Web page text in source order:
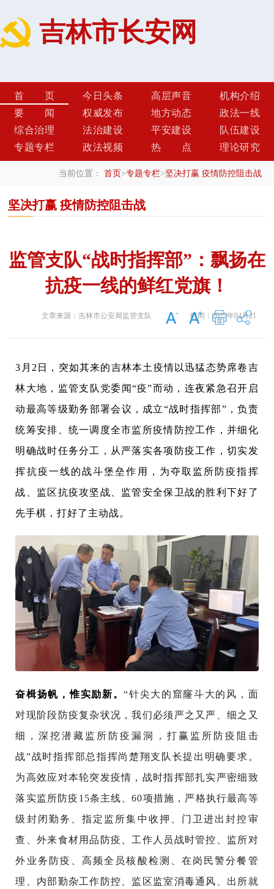
吉林市长安网
首页 今日头条 高层声音
机构介绍
要闻
权威发布 地方动态
政法一线
综合治理
法治建设 平安建设
队伍建设
专题专栏
政法视频 热点 理论研究
当前位置： 首页>专题专栏>坚决打赢 疫情防控阻击战
坚决打赢 疫情防控阻击战
监管支队“战时指挥部”：飘扬在
抗疫一线的鲜红党旗！
文章来源：吉林市公安局监管支队 时间：2022年04月21
3月2日，突如其来的吉林本土疫情以迅猛态势席卷吉
林大地，监管支队党委闻“疫”而动，连夜紧急召开启
动最高等级勤务部署会议，成立“战时指挥部”，负责
统筹安排、统一调度全市监所疫情防控工作，并细化
明确战时任务分工，从严落实各项防疫工作，切实发
挥抗疫一线的战斗堡垒作用，为夺取监所防疫指挥
战、监区抗疫攻坚战、监管安全保卫战的胜利下好了
先手棋，打好了主动战。
奋楫扬帆，惟实励新。“针尖大的窟窿斗大的风，面
对现阶段防疫复杂状况，我们必须严之又严、细之又
细，深挖潜藏监所防疫漏洞，打赢监所防疫阻击
战”战时指挥部总指挥尚楚翔支队长提出明确要求。
为高效应对本轮突发疫情，战时指挥部扎实严密细致
落实监所防疫15条主线、60项措施，严格执行最高等
级封闭勤务、指定监所集中收押、门卫进出封控审
查、外来食材用品防疫、工作人员战时管控、监所对
外业务防疫、高频全员核酸检测、在岗民警分餐管
理、内部勤杂工作防控、监区监室消毒通风、出所就